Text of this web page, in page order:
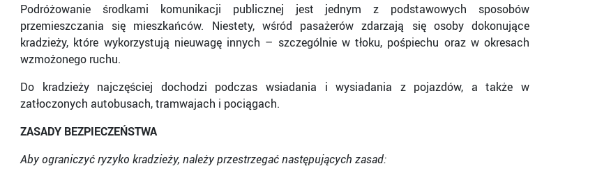
Podróżowanie środkami komunikacji publicznej jest jednym z podstawowych sposobów
przemieszczania się mieszkańców. Niestety, wśród pasażerów zdarzają się osoby dokonujące
kradzieży, które wykorzystują nieuwagę innych – szczególnie w tłoku, pośpiechu oraz w okresach
wzmożonego ruchu.
Do kradzieży najczęściej dochodzi podczas wsiadania i wysiadania z pojazdów, a także w
zatłoczonych autobusach, tramwajach i pociągach.
ZASADY BEZPIECZEŃSTWA
Aby ograniczyć ryzyko kradzieży, należy przestrzegać następujących zasad: